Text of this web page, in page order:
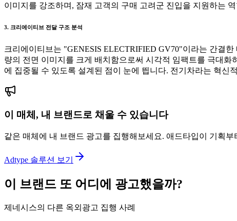
이미지를 강조하며, 잠재 고객의 구매 고려군 진입을 지원하는
3. 크리에이티브 전달 구조 분석
크리에이티브는 "GENESIS ELECTRIFIED GV70"이라는 간결
량의 전면 이미지를 크게 배치함으로써 시각적 임팩트를 극대
에 집중될 수 있도록 설계된 점이 눈에 띕니다. 전기차라는 혁
이 매체, 내 브랜드로 채울 수 있습니다
같은 매체에 내 브랜드 광고를 집행해보세요. 애드타입이 기획
Adtype 솔루션 보기
이 브랜드 또 어디에 광고했을까?
제네시스의 다른 옥외광고 집행 사례